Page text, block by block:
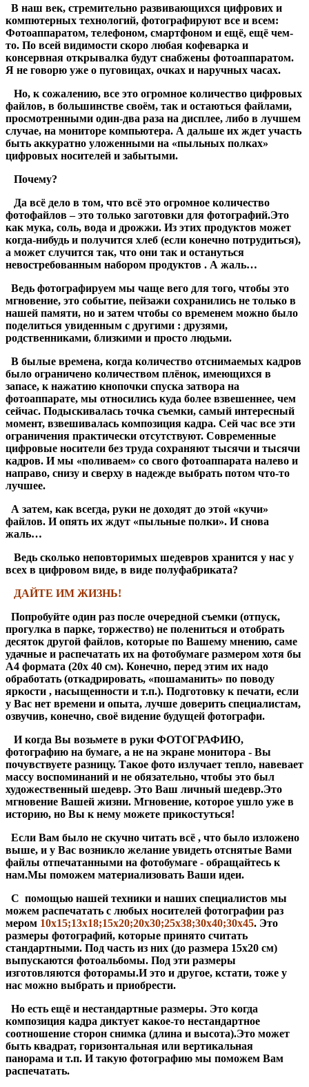
В наш век, стремительно развивающихся цифрових и
компютерных технологий, фотографируют все и всем:
Фотоаппаратом, телефоном, смартфоном и ещё, ещё чем-
то. По всей видимости скоро любая кофеварка и
консервная открывалка будут снабжены фотоаппаратом.
Я не говорю уже о пуговицах, очках и наручных часах.
Но, к сожалению, все это огромное количество цифровых
файлов, в большинстве своём, так и остаються файлами,
просмотренными один-два раза на дисплее, либо в лучшем
случае, на мониторе компьютера. А дальше их ждет участь
быть аккуратно уложенными на «пыльных полках»
цифровых носителей и забытыми.
Почему?
Да всё дело в том, что всё это огромное количество
фотофайлов – это только заготовки для фотографий.Это
как мука, соль, вода и дрожжи. Из этих продуктов может
когда-нибудь и получится хлеб (если конечно потрудиться),
а может случится так, что они так и остануться
невостребованным набором продуктов . А жаль…
Ведь фотографируем мы чаще вего для того, чтобы это
мгновение, это событие, пейзажи сохранились не только в
нашей памяти, но и затем чтобы со временем можно было
поделиться увиденным с другими : друзями,
родственниками, близкими и просто людьми.
В былые времена, когда количество отснимаемых кадров
было ограничено количеством плёнок, имеющихся в
запасе, к нажатию кнопочки спуска затвора на
фотоаппарате, мы относились куда более взвешеннее, чем
сейчас. Подыскивалась точка съемки, самый интересный
момент, взвешивалась композиция кадра. Сей час все эти
ограничения практически отсутствуют. Современные
цифровые носители без труда сохраняют тысячи и тысячи
кадров. И мы «поливаем» со свого фотоаппарата налево и
направо, снизу и сверху в надежде выбрать потом что-то
лучшее.
А затем, как всегда, руки не доходят до этой «кучи»
файлов. И опять их ждут «пыльные полки». И снова
жаль…
Ведь сколько неповторимых шедевров хранится у нас у
всех в цифровом виде, в виде полуфабриката?
ДАЙТЕ ИМ ЖИЗНЬ!
Попробуйте один раз после очередной съемки (отпуск,
прогулка в парке, торжество) не полениться и отобрать
десяток другой файлов, которые по Вашему мнению, саме
удачные и распечатать их на фотобумаге размером хотя бы
А4 формата (20х 40 см). Конечно, перед этим их надо
обработать (откадрировать, «пошаманить» по поводу
яркости , насыщенности и т.п.). Подготовку к печати, если
у Вас нет времени и опыта, лучше доверить специалистам,
озвучив, конечно, своё видение будущей фотографи.
И когда Вы возьмете в руки ФОТОГРАФИЮ,
фотографию на бумаге, а не на экране монитора - Вы
почувствуете разницу. Такое фото излучает тепло, навевает
массу воспоминаний и не обязательно, чтобы это был
художественный шедевр. Это Ваш личный шедевр.Это
мгновение Вашей жизни. Мгновение, которое ушло уже в
историю, но Вы к нему можете прикостуться!
Если Вам было не скучно читать всё , что было изложено
выше, и у Вас возникло желание увидеть отснятые Вами
файлы отпечатанными на фотобумаге - обращайтесь к
нам.Мы поможем материализовать Ваши идеи.
С помощью нашей техники и наших специалистов мы
можем распечатать с любых носителей фотографии раз
мером 10х15;13х18;15х20;20х30;25х38;30х40;30х45. Это
размеры фотографий, которые принято считать
стандартными. Под часть из них (до размера 15х20 см)
выпускаются фотоальбомы. Под эти размеры
изготовляются фоторамы.И это и другое, кстати, тоже у
нас можно выбрать и приобрести.
Но есть ещё и нестандартные размеры. Это когда
композиция кадра диктует какое-то нестандартное
соотношение сторон снимка (длина и высота).Это может
быть квадрат, горизонтальная или вертикальная
панорама и т.п. И такую фотографию мы поможем Вам
распечатать.